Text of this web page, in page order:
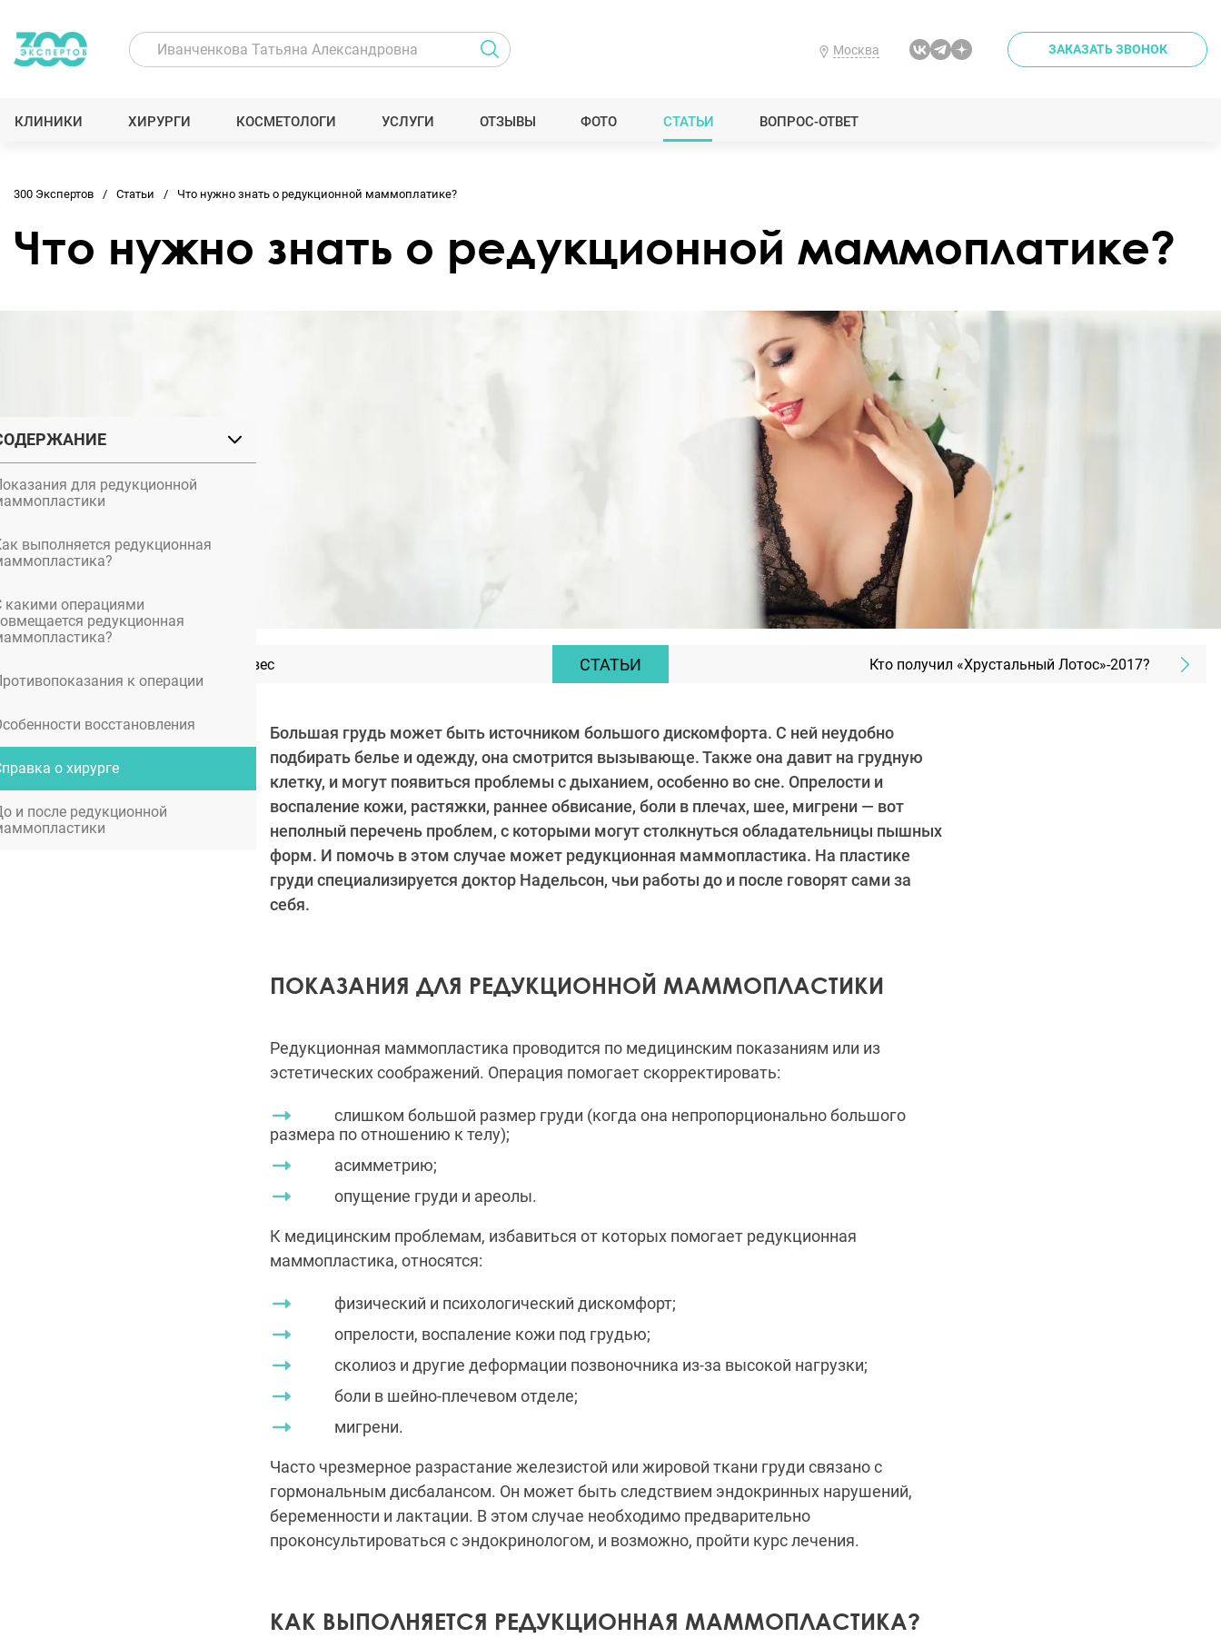
Москва ЗАКАЗАТЬ ЗВОНОК
КЛИНИКИ ХИРУРГИ КОСМЕТОЛОГИ УСЛУГИ ОТЗЫВЫ ФОТО СТАТЬИ ВОПРОС-ОТВЕТ
для редукционной
выполняется редукционная
какими операциями
редукционная
к операции
восстановления
о хирурге
и после редукционной
300 Экспертов Статьи Что нужно знать о редукционной маммоплатике?
Что нужно знать о редукционной маммоплатике?
Звезды, которые набрали вес СТАТЬИ Кто получил «Хрустальный Лотос»-2017?
Большая грудь может быть источником большого дискомфорта. С ней неудобно
подбирать белье и одежду, она смотрится вызывающе. Также она давит на грудную
клетку, и могут появиться проблемы с дыханием, особенно во сне. Опрелости и
воспаление кожи, растяжки, раннее обвисание, боли в плечах, шее, мигрени — вот
неполный перечень проблем, с которыми могут столкнуться обладательницы пышных
форм. И помочь в этом случае может редукционная маммопластика. На пластике
груди специализируется доктор Надельсон, чьи работы до и после говорят сами за
себя.
ПОКАЗАНИЯ ДЛЯ РЕДУКЦИОННОЙ МАММОПЛАСТИКИ
Редукционная маммопластика проводится по медицинским показаниям или из
эстетических соображений. Операция помогает скорректировать:
слишком большой размер груди (когда она непропорционально большого
размера по отношению к телу);
асимметрию;
опущение груди и ареолы.
К медицинским проблемам, избавиться от которых помогает редукционная
маммопластика, относятся:
физический и психологический дискомфорт;
опрелости, воспаление кожи под грудью;
сколиоз и другие деформации позвоночника из-за высокой нагрузки;
боли в шейно-плечевом отделе;
мигрени.
Часто чрезмерное разрастание железистой или жировой ткани груди связано с
гормональным дисбалансом. Он может быть следствием эндокринных нарушений,
беременности и лактации. В этом случае необходимо предварительно
проконсультироваться с эндокринологом, и возможно, пройти курс лечения.
КАК ВЫПОЛНЯЕТСЯ РЕДУКЦИОННАЯ МАММОПЛАСТИКА?